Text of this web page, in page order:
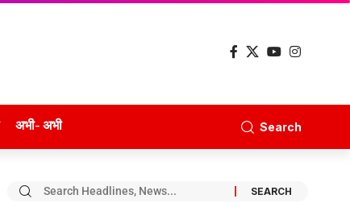
अभी- अभी Search